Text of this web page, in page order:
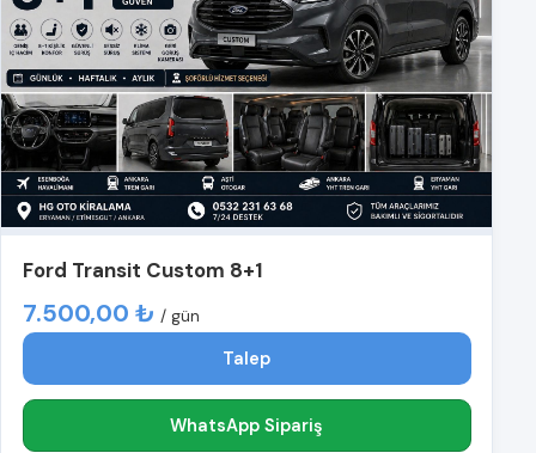
Ford Transit Custom 8+1
7.500,00 ₺ / gün
Talep
WhatsApp Sipariş